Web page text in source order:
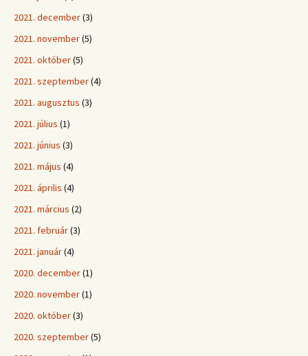
2021. december(3)
2021. november(5)
2021. október(5)
2021. szeptember(4)
2021. augusztus (3)
2021. július (1)
2021. június (3)
2021. május (4)
2021. április (4)
2021. március (2)
2021. február(3)
2021. január(4)
2020. december(1)
2020. november(1)
2020. október(3)
2020. szeptember(5)